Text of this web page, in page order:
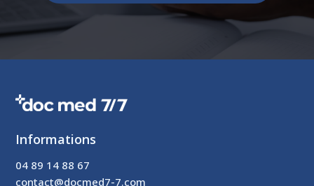
Informations
04 89 14 88 67
contact@docmed7-7.com